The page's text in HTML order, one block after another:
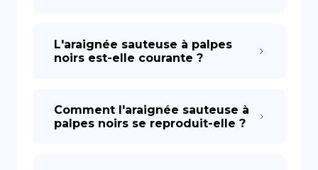
L'araignée sauteuse à palpes
noirs est-elle courante ?
Comment l'araignée sauteuse à
palpes noirs se reproduit-elle ?